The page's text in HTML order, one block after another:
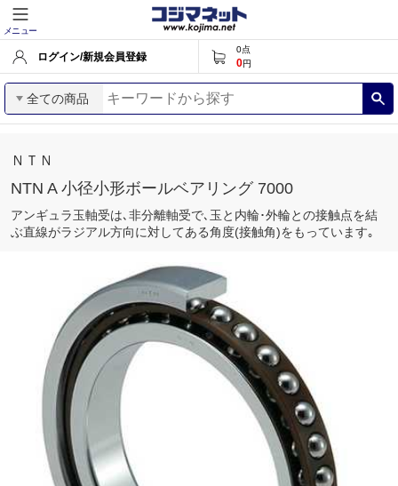
メニュー
ログイン/新規会員登録
0点
0円
全ての商品
ＮＴＮ
NTN A 小径小形ボールベアリング 7000
アンギュラ玉軸受は､非分離軸受で､玉と内輪･外輪との接触点を結
ぶ直線がラジアル方向に対してある角度(接触角)をもっています｡